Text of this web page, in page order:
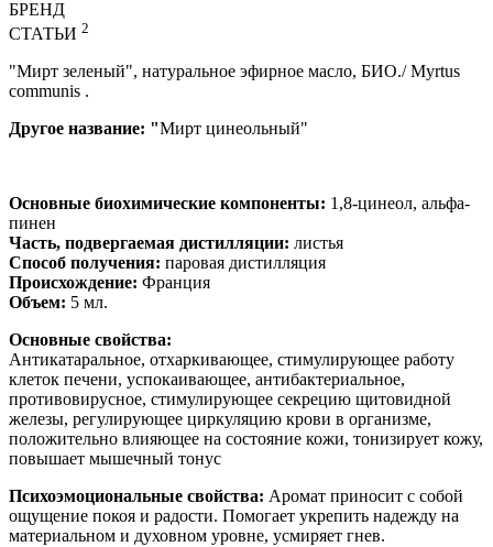
БРЕНД
СТАТЬИ 2
"Мирт зеленый", натуральное эфирное масло, БИО./ Myrtus
communis .
Другое название: "Мирт цинеольный"
Основные биохимические компоненты: 1,8-цинеол, альфа-
пинен
Часть, подвергаемая дистилляции: листья
Способ получения: паровая дистилляция
Происхождение: Франция
Объем: 5 мл.
Основные свойства:
Антикатаральное, отхаркивающее, стимулирующее работу
клеток печени, успокаивающее, антибактериальное,
противовирусное, стимулирующее секрецию щитовидной
железы, регулирующее циркуляцию крови в организме,
положительно влияющее на состояние кожи, тонизирует кожу,
повышает мышечный тонус
Психоэмоциональные свойства: Аромат приносит с собой
ощущение покоя и радости. Помогает укрепить надежду на
материальном и духовном уровне, усмиряет гнев.